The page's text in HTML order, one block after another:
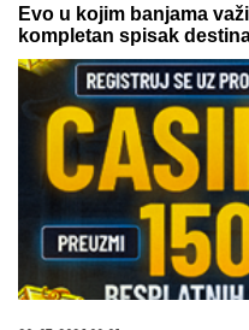
ogroman